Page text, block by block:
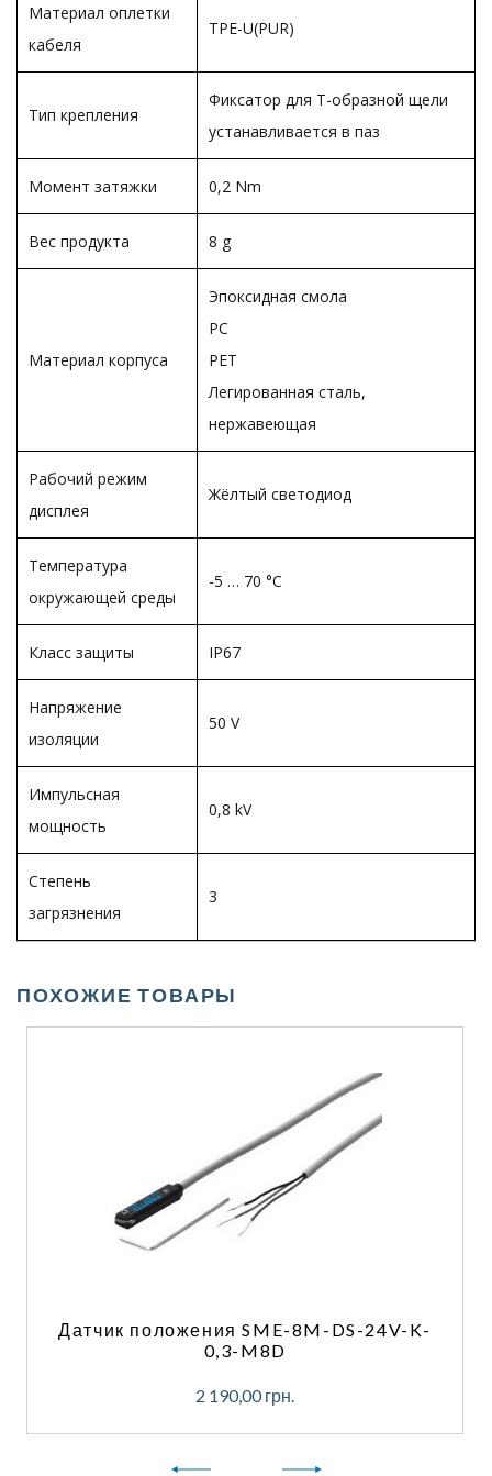
Материал оплетки
кабеля
TPE-U(PUR)
Тип крепления
Фиксатор для Т-образной щели
устанавливается в паз
Момент затяжки 0,2 Nm
Вес продукта 8 g
Материал корпуса
Эпоксидная смола
PC
PET
Легированная сталь,
нержавеющая
Рабочий режим
дисплея
Жёлтый светодиод
Температура
окружающей среды
-5 … 70 °C
Класс защиты IP67
Напряжение
изоляции
50 V
Импульсная
мощность
0,8 kV
Степень
загрязнения
3
ПОХОЖИЕ ТОВАРЫ
Датчик положения SME-8M-DS-24V-K-
0,3-M8D
2 190,00грн.